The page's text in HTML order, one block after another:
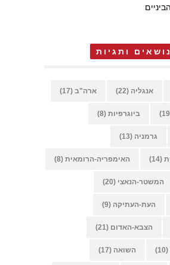
נושאים ותגיות
אנגליה (22) ארה"ב (17)
ביוגרפיות (8)
גרמניה (13)
(14) האימפריה-הרומאית (8)
המשטר-הנאצי (20)
העת-העתיקה (9)
הצבא-האדום (21)
(10) השואה (17)